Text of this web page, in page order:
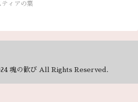
ティアの葉
魂の歓び All Rights Reserved.